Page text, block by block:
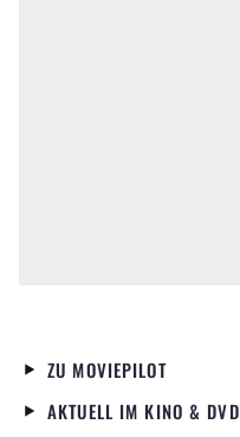
ZU MOVIEPILOT
AKTUELL IM KINO & DVD